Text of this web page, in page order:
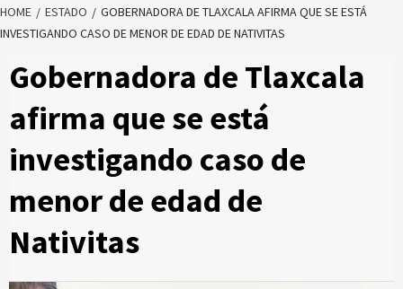
HOME ESTADO
GOBERNADORA DE TLAXCALA AFIRMA QUE SE ESTÁ
INVESTIGANDO CASO DE MENOR DE EDAD DE NATIVITAS
Gobernadora de Tlaxcala
afirma que se está
investigando caso de
menor de edad de
Nativitas